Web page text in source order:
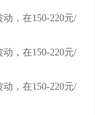
，在150-220元/
，在150-220元/
，在150-220元/